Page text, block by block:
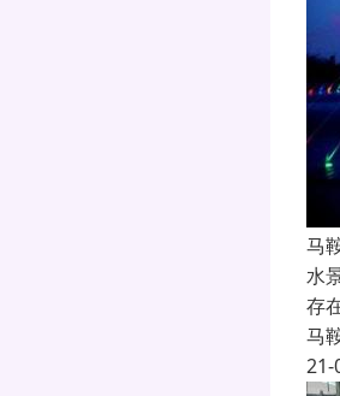
马
水
存
马
21-